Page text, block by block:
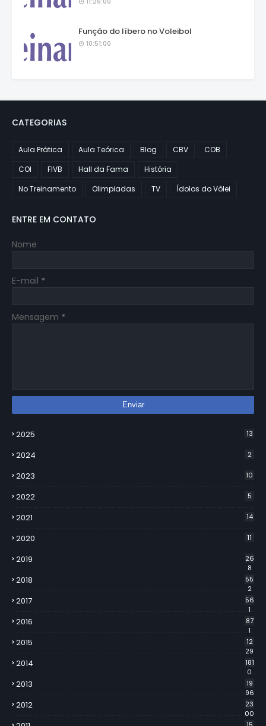
Função do líbero no Voleibol
10:51:00
CATEGORIAS
Aula Prática Aula Teórica Blog CBV
COB
COI
FIVB Hall da Fama
História
No Treinamento
Olimpiadas TV Ídolos do Vôlei
ENTRE EM CONTATO
Nome
E-mail *
Mensagem *
2025 13
2024 2
2023 10
2022 5
2021 14
2020 11
2019
26
8
2018
55
2
2017
56
1
2016
87
1
2015
12
29
2014
181
0
2013
19
96
2012
23
00